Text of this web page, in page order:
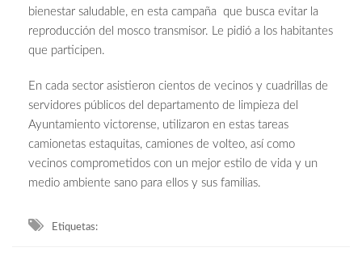
bienestar saludable, en esta campaña que busca evitar la
reproducción del mosco transmisor. Le pidió a los habitantes
que participen.
En cada sector asistieron cientos de vecinos y cuadrillas de
servidores públicos del departamento de limpieza del
Ayuntamiento victorense, utilizaron en estas tareas
camionetas estaquitas, camiones de volteo, así como
vecinos comprometidos con un mejor estilo de vida y un
medio ambiente sano para ellos y sus familias.
Etiquetas: